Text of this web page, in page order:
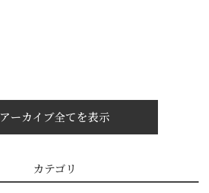
アーカイブ全てを表示
カテゴリ